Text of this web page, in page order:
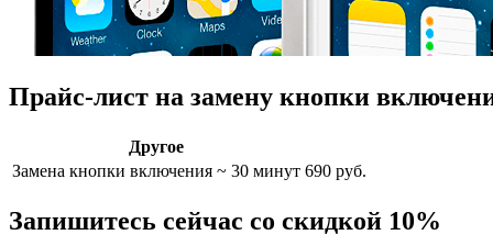
Прайс-лист на замену кнопки
Другое
Замена кнопки включения ~ 30 минут 690 руб.
Запишитесь сейчас со скидкой 10%